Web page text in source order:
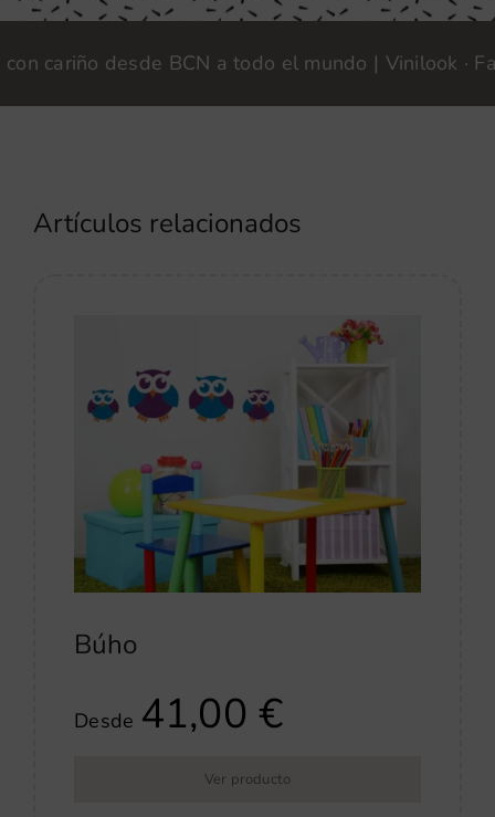
desde BCN a todo el mundo | Vinilook ·
Artículos relacionados
Búho
Desde 41,00€
Ver producto